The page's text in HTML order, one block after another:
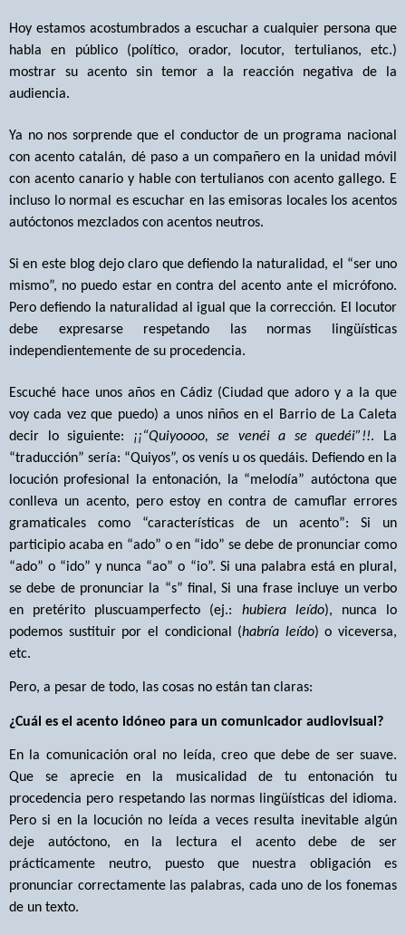
Hoy estamos acostumbrados a escuchar a cualquier persona que
habla en público (político, orador, locutor, tertulianos, etc.)
mostrar su acento sin temor a la reacción negativa de la
audiencia.
Ya no nos sorprende que el conductor de un programa nacional
con acento catalán, dé paso a un compañero en la unidad móvil
con acento canario y hable con tertulianos con acento gallego. E
incluso lo normal es escuchar en las emisoras locales los acentos
autóctonos mezclados con acentos neutros.
Si en este blog dejo claro que defiendo la naturalidad, el “ser uno
mismo”, no puedo estar en contra del acento ante el micrófono.
Pero defiendo la naturalidad al igual que la corrección. El locutor
debe expresarse respetando las normas lingüísticas
independientemente de su procedencia.
Escuché hace unos años en Cádiz (Ciudad que adoro y a la que
voy cada vez que puedo) a unos niños en el Barrio de La Caleta
decir lo siguiente: ¡¡“Quiyoooo, se venéi a se quedéi”!!. La
“traducción” sería: “Quiyos”, os venís u os quedáis. Defiendo en la
locución profesional la entonación, la “melodía” autóctona que
conlleva un acento, pero estoy en contra de camuflar errores
gramaticales como “características de un acento”: Si un
participio acaba en “ado” o en “ido” se debe de pronunciar como
“ado” o “ido” y nunca “ao” o “io”. Si una palabra está en plural,
se debe de pronunciar la “s” final, Si una frase incluye un verbo
en pretérito pluscuamperfecto (ej.: hubiera leído), nunca lo
podemos sustituir por el condicional (habría leído) o viceversa,
etc.
Pero, a pesar de todo, las cosas no están tan claras:
¿Cuál es el acento idóneo para un comunicador audiovisual?
En la comunicación oral no leída, creo que debe de ser suave.
Que se aprecie en la musicalidad de tu entonación tu
procedencia pero respetando las normas lingüísticas del idioma.
Pero si en la locución no leída a veces resulta inevitable algún
deje autóctono, en la lectura el acento debe de ser
prácticamente neutro, puesto que nuestra obligación es
pronunciar correctamente las palabras, cada uno de los fonemas
de un texto.